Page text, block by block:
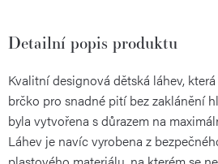
Detailní popis produktu
Kvalitní designová dětská láhev,
brčko pro snadné pití bez zaklánění
byla vytvořena s důrazem na
Láhev je navíc vyrobena z